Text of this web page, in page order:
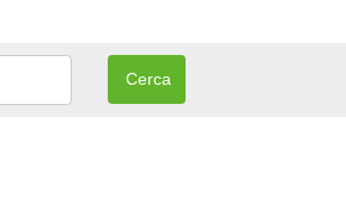
Cerca